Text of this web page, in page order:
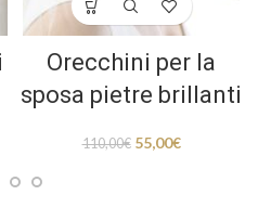
Orecchini per la
sposa pietre brillanti
110,00€ 55,00€